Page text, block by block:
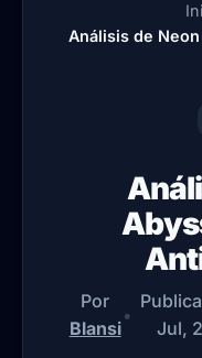
Análisis de
Por
Blansi
•
Jul,